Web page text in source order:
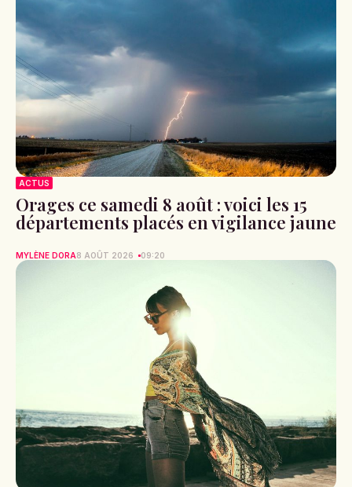
ACTUS
Orages ce samedi 8 août : voici les 15
départements placés en vigilance jaune
MYLÈNE DORA8 AOÛT 2026 09:20